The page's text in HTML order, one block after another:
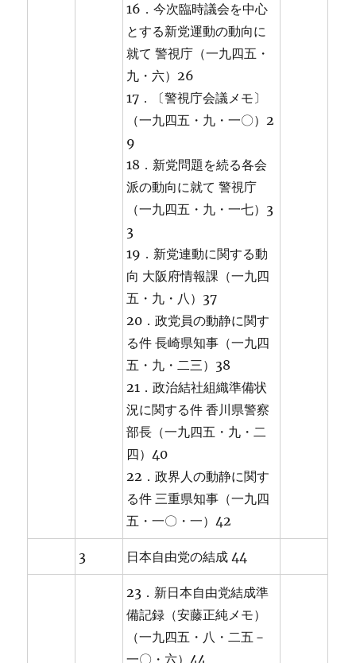
16．今次臨時議会を中心
とする新党運動の動向に
就て 警視庁（一九四五・
九・六）26
17．〔警視庁会議メモ〕
（一九四五・九・一〇）2
9
18．新党問題を続る各会
派の動向に就て 警視庁
（一九四五・九・一七）3
3
19．新党連動に関する動
向 大阪府情報課（一九四
五・九・八）37
20．政党員の動静に関す
る件 長崎県知事（一九四
五・九・二三）38
21．政治結社組織準備状
況に関する件 香川県警察
部長（一九四五・九・二
四）40
22．政界人の動静に関す
る件 三重県知事（一九四
五・一〇・一）42
3 日本自由党の結成 44
23．新日本自由党結成準
備記録（安藤正純メモ）
（一九四五・八・二五－
一〇・六）44